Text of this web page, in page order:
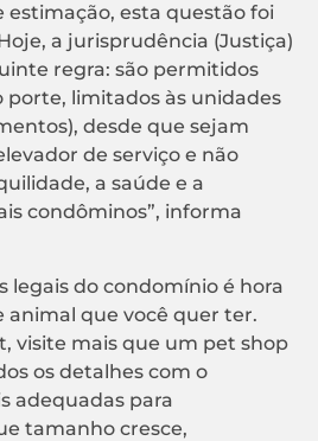
estimação, esta questão foi
a jurisprudência (Justiça)
regra: são permitidos
porte, limitados às unidades
desde que sejam
de serviço e não
a saúde e a
condôminos”, informa
legais do condomínio é hora
animal que você quer ter.
visite mais que um pet shop
os detalhes com o
adequadas para
tamanho cresce,